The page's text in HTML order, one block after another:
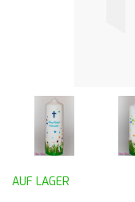
AUF LAGER